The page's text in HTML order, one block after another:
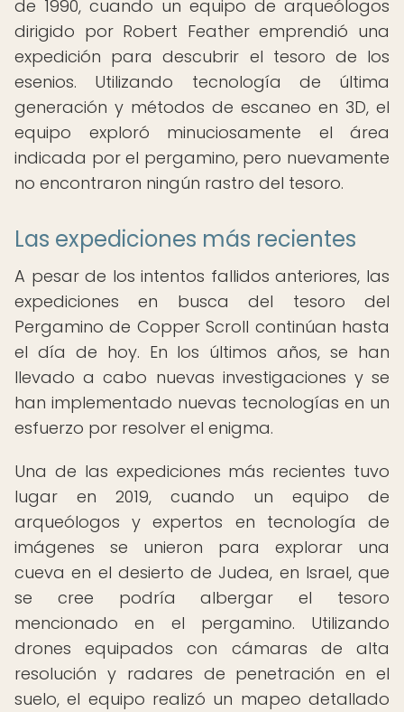
de 1990, cuando un equipo de arqueólogos
dirigido por Robert Feather emprendió una
expedición para descubrir el tesoro de los
esenios. Utilizando tecnología de última
generación y métodos de escaneo en 3D, el
equipo exploró minuciosamente el área
indicada por el pergamino, pero nuevamente
no encontraron ningún rastro del tesoro.
Las expediciones más recientes
A pesar de los intentos fallidos anteriores, las
expediciones en busca del tesoro del
Pergamino de Copper Scroll continúan hasta
el día de hoy. En los últimos años, se han
llevado a cabo nuevas investigaciones y se
han implementado nuevas tecnologías en un
esfuerzo por resolver el enigma.
Una de las expediciones más recientes tuvo
lugar en 2019, cuando un equipo de
arqueólogos y expertos en tecnología de
imágenes se unieron para explorar una
cueva en el desierto de Judea, en Israel, que
se cree podría albergar el tesoro
mencionado en el pergamino. Utilizando
drones equipados con cámaras de alta
resolución y radares de penetración en el
suelo, el equipo realizó un mapeo detallado